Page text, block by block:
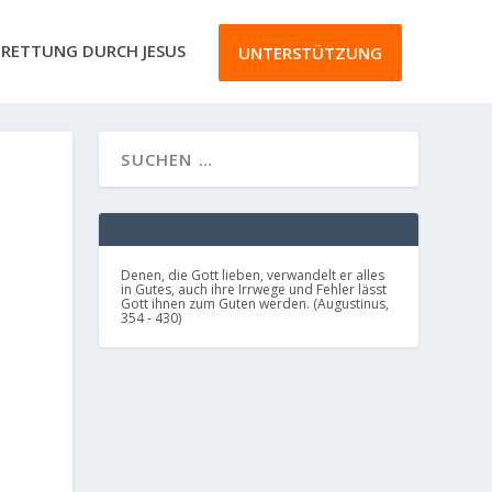
RETTUNG DURCH JESUS UNTERSTÜTZUNG
Denen, die Gott lieben, verwandelt er alles
in Gutes, auch ihre Irrwege und Fehler lässt
Gott ihnen zum Guten werden. (Augustinus,
354 - 430)